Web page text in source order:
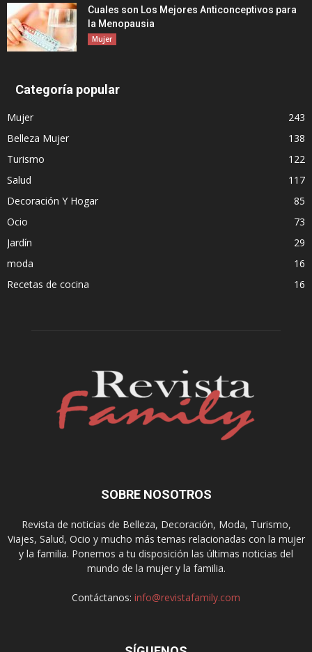
Cuales son Los Mejores Anticonceptivos para
la Menopausia
Mujer
Categoría popular
Mujer
243
Belleza Mujer
138
Turismo
122
Salud
117
Decoración Y Hogar
85
Ocio
73
Jardín
29
moda
16
Recetas de cocina
16
SOBRE NOSOTROS
Revista de noticias de Belleza, Decoración, Moda, Turismo,
Viajes, Salud, Ocio y mucho más temas relacionadas con la mujer
y la familia. Ponemos a tu disposición las últimas noticias del
mundo de la mujer y la familia.
Contáctanos: info@revistafamily.com